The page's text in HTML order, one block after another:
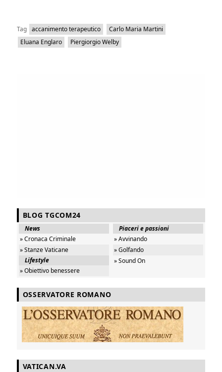
Tag accanimento terapeutico
Carlo Maria Martini
Eluana Englaro
Piergiorgio Welby
BLOG TGCOM24
News
» Cronaca Criminale
» Stanze Vaticane
Lifestyle
» Obiettivo benessere
Piaceri e passioni
» Avvinando
» Golfando
» Sound On
OSSERVATORE ROMANO
VATICAN.VA